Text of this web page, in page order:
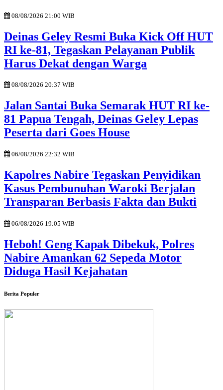
08/08/2026 21:00 WIB
Deinas Geley Resmi Buka Kick Off HUT
RI ke-81, Tegaskan Pelayanan Publik
Harus Dekat dengan Warga
08/08/2026 20:37 WIB
Jalan Santai Buka Semarak HUT RI ke-
81 Papua Tengah, Deinas Geley Lepas
Peserta dari Goes House
06/08/2026 22:32 WIB
Kapolres Nabire Tegaskan Penyidikan
Kasus Pembunuhan Waroki Berjalan
Transparan Berbasis Fakta dan Bukti
06/08/2026 19:05 WIB
Heboh! Geng Kapak Dibekuk, Polres
Nabire Amankan 62 Sepeda Motor
Diduga Hasil Kejahatan
Berita Populer